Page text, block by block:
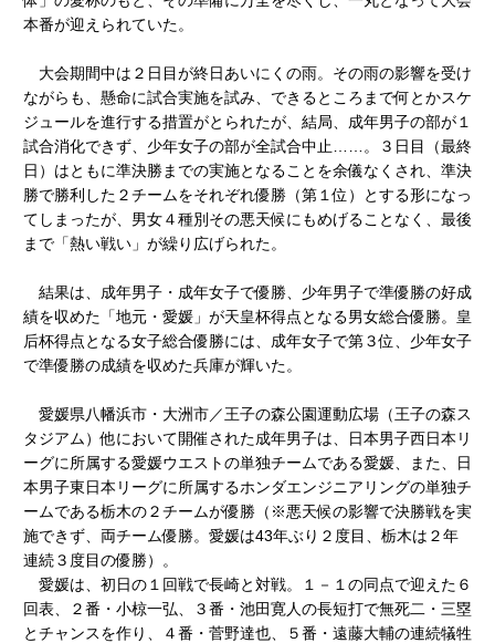
本番が迎えられていた。
大会期間中は２日目が終日あいにくの雨。その雨の影響を受け
ながらも、懸命に試合実施を試み、できるところまで何とかスケ
ジュールを進行する措置がとられたが、結局、成年男子の部が１
試合消化できず、少年女子の部が全試合中止……。３日目（最終
日）はともに準決勝までの実施となることを余儀なくされ、準決
勝で勝利した２チームをそれぞれ優勝（第１位）とする形になっ
てしまったが、男女４種別その悪天候にもめげることなく、最後
まで「熱い戦い」が繰り広げられた。
結果は、成年男子・成年女子で優勝、少年男子で準優勝の好成
績を収めた「地元・愛媛」が天皇杯得点となる男女総合優勝。皇
后杯得点となる女子総合優勝には、成年女子で第３位、少年女子
で準優勝の成績を収めた兵庫が輝いた。
愛媛県八幡浜市・大洲市／王子の森公園運動広場（王子の森ス
タジアム）他において開催された成年男子は、日本男子西日本リ
ーグに所属する愛媛ウエストの単独チームである愛媛、また、日
本男子東日本リーグに所属するホンダエンジニアリングの単独チ
ームである栃木の２チームが優勝（※悪天候の影響で決勝戦を実
施できず、両チーム優勝。愛媛は43年ぶり２度目、栃木は２年
連続３度目の優勝）。
愛媛は、初日の１回戦で長崎と対戦。１－１の同点で迎えた６
回表、２番・小椋一弘、３番・池田寛人の長短打で無死二・三塁
とチャンスを作り、４番・菅野達也、５番・遠藤大輔の連続犠牲